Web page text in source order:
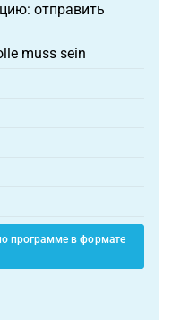
отправить
muss sein
программе в формате